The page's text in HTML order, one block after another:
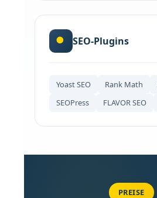
SEO-Plugins
Yoast SEO Rank Math
SEOPress
FLAVOR SEO
PREISE